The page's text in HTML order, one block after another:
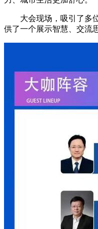
大会现场，吸引了多位
供了一个展示智慧、交流